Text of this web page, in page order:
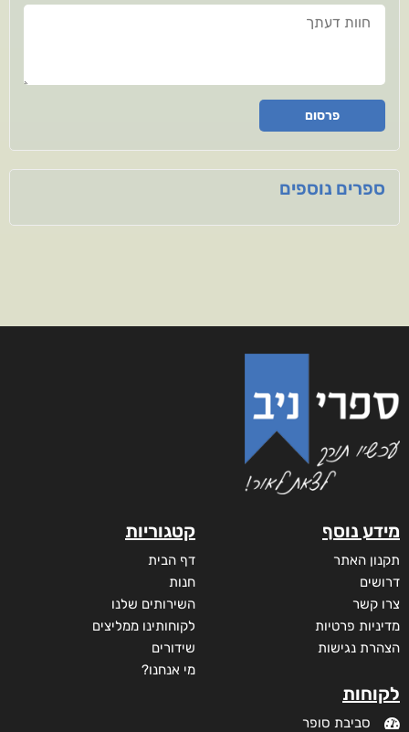
חוות דעתך
פרסום
ספרים נוספים
מידע נוסף
תקנון האתר
דרושים
צרו קשר
מדיניות פרטיות
הצהרת נגישות
לקוחות
סביבת סופר
קטגוריות
דף הבית
חנות
השירותים שלנו
לקוחותינו ממליצים
שידורים
מי אנחנו?